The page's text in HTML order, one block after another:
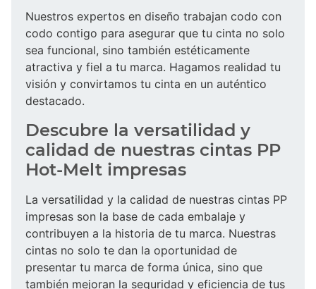
Nuestros expertos en diseño trabajan codo con
codo contigo para asegurar que tu cinta no solo
sea funcional, sino también estéticamente
atractiva y fiel a tu marca. Hagamos realidad tu
visión y convirtamos tu cinta en un auténtico
destacado.
Descubre la versatilidad y
calidad de nuestras cintas PP
Hot-Melt impresas
La versatilidad y la calidad de nuestras cintas PP
impresas son la base de cada embalaje y
contribuyen a la historia de tu marca. Nuestras
cintas no solo te dan la oportunidad de
presentar tu marca de forma única, sino que
también mejoran la seguridad y eficiencia de tus